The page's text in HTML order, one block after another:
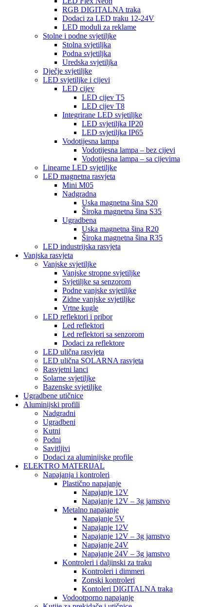
RGB DIGITALNA traka
Dodaci za LED traku 12-24V
LED moduli za reklame
Stolne i podne svjetiljke
Stolna svjetiljka
Podna svjetiljka
Uredska svjetiljka
Dječje svjetiljke
LED svjetiljke i cijevi
LED cijev
LED cijev T5
LED cijev T8
Integrirane LED svjetiljke
LED svjetiljka IP20
LED svjetiljka IP65
Vodotijesna lampa
Vodotijesna lampa – bez cijevi
Vodotijesna lampa – sa cijevima
Linearne LED svjetiljke
LED magnetna rasvjeta
Mini M05
Nadgradna
Uska magnetna šina S20
Široka magnetna šina S35
Ugradbena
Uska magnetna šina R20
Široka magnetna šina R35
LED industrijska rasvjeta
Vanjska rasvjeta
Vanjske svjetiljke
Vanjske stropne svjetiljke
Svjetiljke sa senzorom
Podne vanjske svjetiljke
Zidne vanjske svjetiljke
Vrtne kugle
LED reflektori i pribor
Led reflektori
Led reflektori sa senzorom
Dodaci za reflektore
LED ulična rasvjeta
LED ulična SOLARNA rasvjeta
Rasvjetni lanci
Solarne svjetiljke
Bazenske svjetiljke
Ugradbene utičnice
Aluminijski profili
Nadgradni
Ugradbeni
Kutni
Podni
Savitljivi
Dodaci za aluminijske profile
ELEKTRO MATERIJAL
Napajanja i kontroleri
Plastično napajanje
Napajanje 12V
Napajanje 12V – 3g jamstvo
Metalno napajanje
Napajanje 5V
Napajanje 12V
Napajanje 12V – 3g jamstvo
Napajanje 24V
Napajanje 24V – 3g jamstvo
Kontroleri i daljinski za traku
Kontroleri i dimmeri
Zonski kontroleri
Kontoleri DIGITALNA traka
Vodootporno napajanje